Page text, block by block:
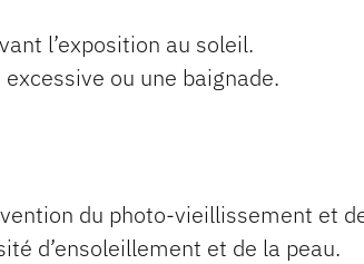
l’exposition au soleil.
ou une baignade.
du photo-vieillissement et
d’ensoleillement et de la peau.